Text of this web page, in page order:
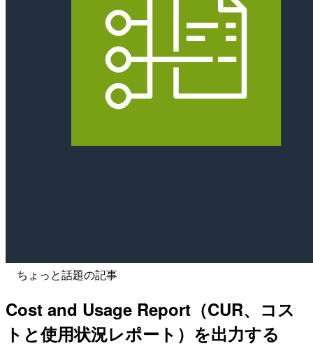
ちょっと話題の記事
Cost and Usage Report（CUR、コス
トと使用状況レポート）を出力する